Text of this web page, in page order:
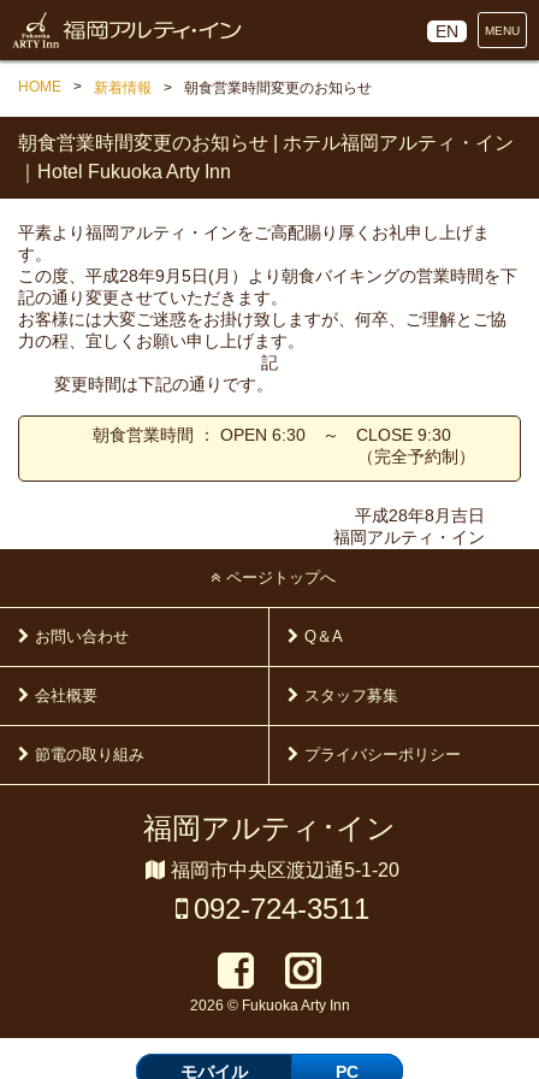
EN MENU
HOME 新着情報 朝食営業時間変更のお知らせ
朝食営業時間変更のお知らせ | ホテル福岡アルティ・イン
｜Hotel Fukuoka Arty Inn
平素より福岡アルティ・インをご高配賜り厚くお礼申し上げま
す。
この度、平成28年9月5日(月）より朝食バイキングの営業時間を下
記の通り変更させていただきます。
お客様には大変ご迷惑をお掛け致しますが、何卒、ご理解とご協
力の程、宜しくお願い申し上げます。
記
変更時間は下記の通りです。
朝食営業時間 ： OPEN 6:30 ～ CLOSE 9:30
（完全予約制）
平成28年8月吉日
福岡アルティ・イン
ページトップへ
お問い合わせ Q＆A
会社概要 スタッフ募集
節電の取り組み プライバシーポリシー
福岡アルティ･イン
福岡市中央区渡辺通5-1-20
092-724-3511
2026 © Fukuoka Arty Inn
モバイル PC